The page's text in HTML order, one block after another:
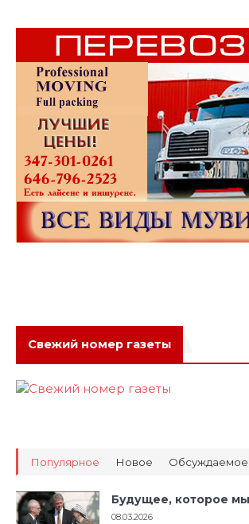
Свежий номер газеты
Популярное Новое Обсуждаемое
Будущее, которое
08.03.2026